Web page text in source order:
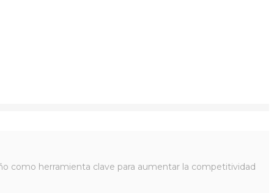
como herramienta clave para aumentar la competitividad